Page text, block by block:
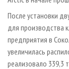
После установки
для производства
предприятия в
увеличилась
реализовало 339,3